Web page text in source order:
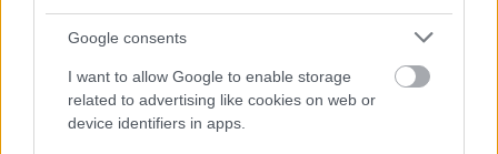
Google consents
I want to allow Google to enable storage
related to advertising like cookies on web or
device identifiers in apps.